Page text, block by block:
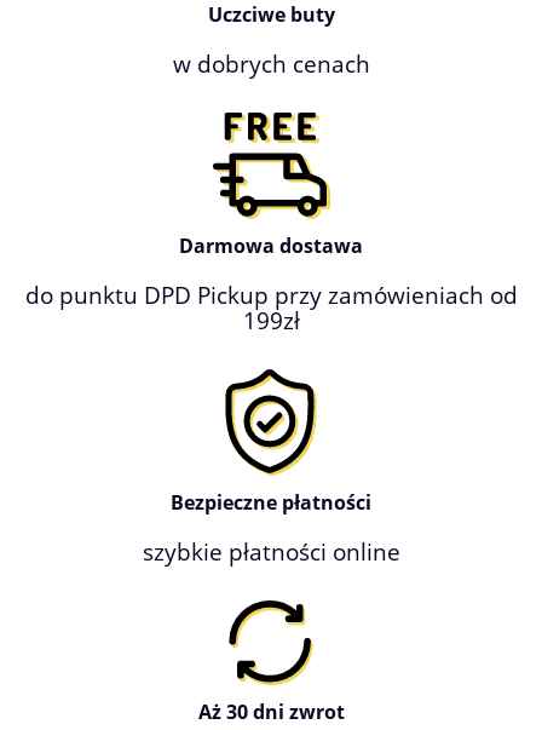
Uczciwe buty
w dobrych cenach
Darmowa dostawa
do punktu DPD Pickup przy zamówieniach od
199zł
Bezpieczne płatności
szybkie płatności online
Aż 30 dni zwrot